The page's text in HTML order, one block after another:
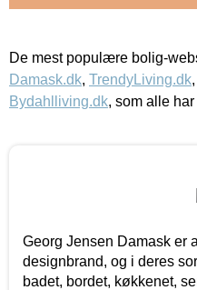
De mest populære bolig-
Damask.dk, TrendyLiving.dk,
Bydahlliving.dk, som alle
Georg Jensen Damask er
designbrand, og i deres
badet, bordet, køkkenet,